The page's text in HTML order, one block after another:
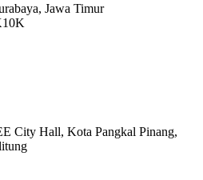
Jawa Timur
10K
City Hall, Kota Pangkal Pinang,